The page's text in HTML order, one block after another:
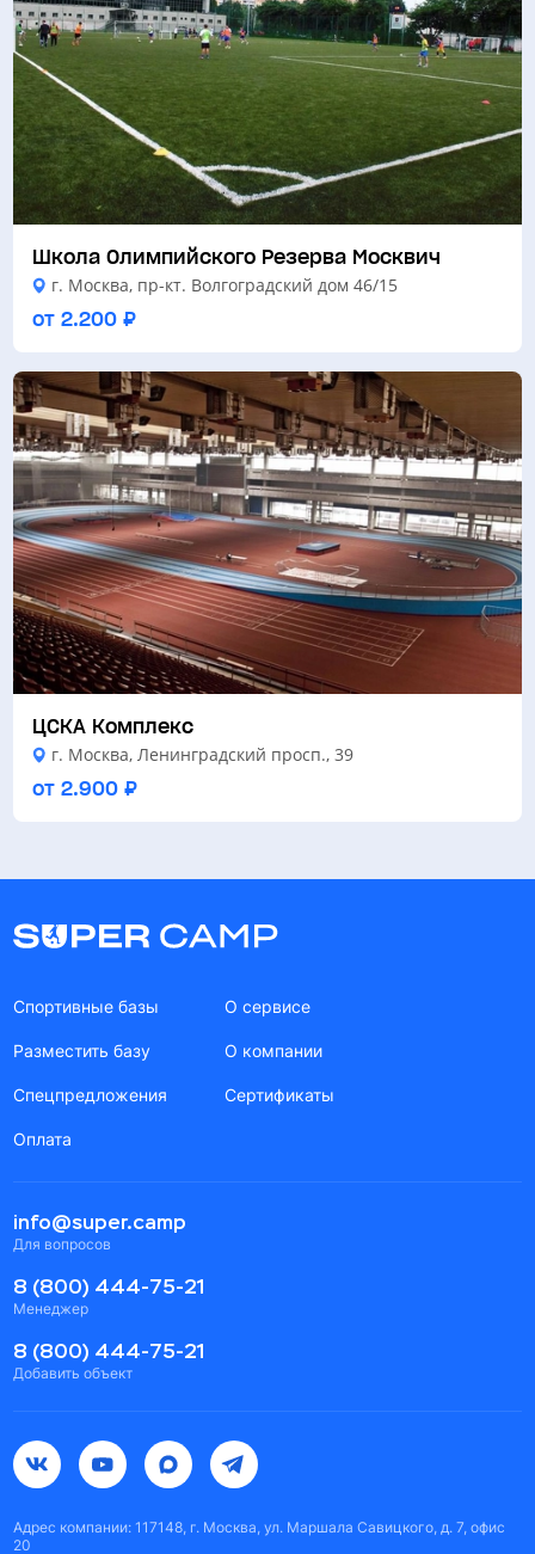
Школа Олимпийского Резерва Москвич
г. Москва, пр-кт. Волгоградский дом 46/15
от 2.200 ₽
ЦСКА Комплекс
г. Москва, Ленинградский просп., 39
от 2.900 ₽
Спортивные базы
Разместить базу
Спецпредложения
Оплата
О сервисе
О компании
Сертификаты
info@super.camp
Для вопросов
8 (800) 444-75-21
Менеджер
8 (800) 444-75-21
Добавить объект
Адрес компании: 117148, г. Москва, ул. Маршала Савицкого, д. 7, офис
20